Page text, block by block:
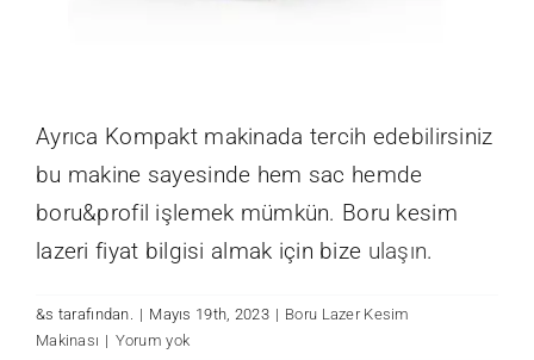
Ayrıca Kompakt makinada tercih edebilirsiniz
bu makine sayesinde hem sac hemde
boru&profil işlemek mümkün. Boru kesim
lazeri fiyat bilgisi almak için bize ulaşın.
&s tarafından. | Mayıs 19th, 2023 | Boru Lazer Kesim
Makinası | Yorum yok